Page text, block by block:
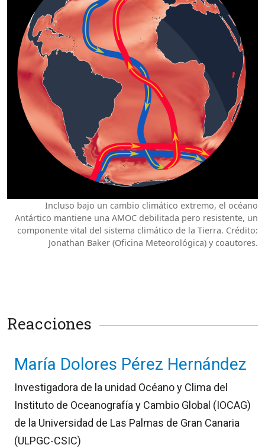
Incluso bajo un cambio climático extremo, el océano
Antártico mantiene una AMOC debilitada pero resistente, un
componente vital del sistema climático de la Tierra. Crédito:
Jonathan Baker (Oficina Meteorológica) y coautores.
Reacciones
María Dolores Pérez Hernández
Investigadora de la unidad Océano y Clima del
Instituto de Oceanografía y Cambio Global (IOCAG)
de la Universidad de Las Palmas de Gran Canaria
(ULPGC-CSIC)